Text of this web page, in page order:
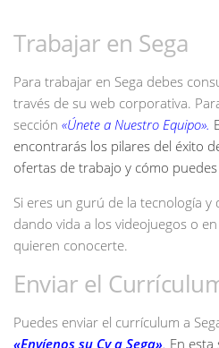
Trabajar en Sega
Para trabajar en Sega debes
través de su web corporativa.
sección «Únete a Nuestro Equipo».
encontrarás los pilares del éxito
ofertas de trabajo y cómo puedes
Si eres un gurú de la tecnología y
dando vida a los videojuegos o
quieren conocerte.
Enviar el
Puedes enviar el currículum a
«Envíenos su Cv a Sega». En